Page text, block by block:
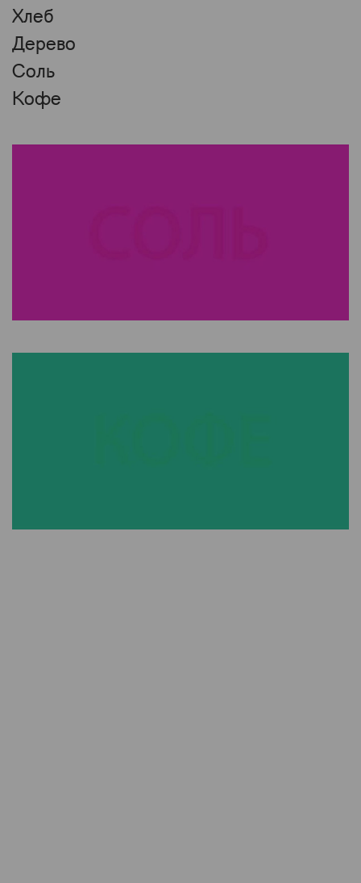
Хлеб
Дерево
Соль
Кофе